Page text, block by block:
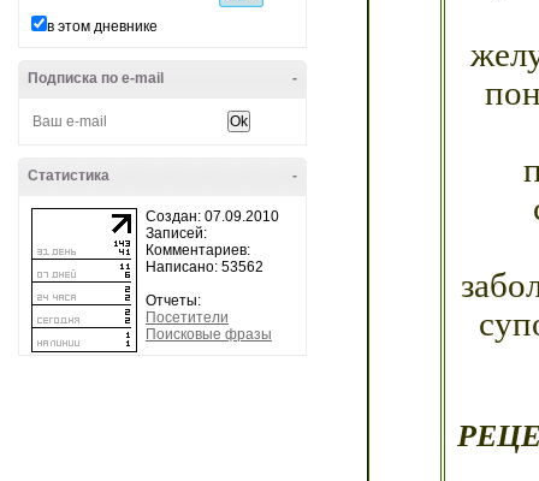
в этом дневнике
-
Подписка по e-mail
-
Статистика
Создан: 07.09.2010
Записей:
Комментариев:
Написано: 53562
Отчеты:
Посетители
Поисковые фразы